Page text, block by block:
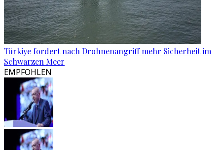
Türkiye fordert nach Drohnenangriff mehr Sicherheit im
Schwarzen Meer
EMPFOHLEN